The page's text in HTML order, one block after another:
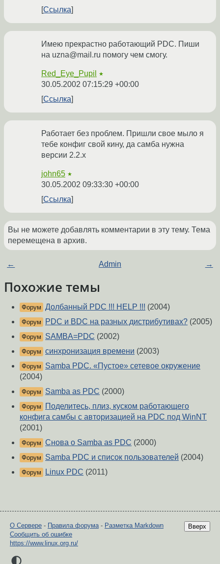
Ссылка
Имею прекрастно работающий PDC. Пиши
на uzna@mail.ru помогу чем смогу.
Red_Eye_Pupil ★
30.05.2002 07:15:29 +00:00
Ссылка
Работает без проблем. Пришли свое мыло я
тебе конфиг свой кину, да самба нужна
версии 2.2.х
john65 ★
30.05.2002 09:33:30 +00:00
Ссылка
Вы не можете добавлять комментарии в эту тему. Тема
перемещена в архив.
← Admin →
Похожие темы
Форум Долбанный PDC !!! HELP !!! (2004)
Форум PDC и BDC на разных дистрибутивах? (2005)
Форум SAMBA=PDC (2002)
Форум синхронизация времени (2003)
Форум
Samba PDC. «Пустое» сетевое окружение
(2004)
Форум Samba as PDC (2000)
Форум
Поделитесь, плиз, куском работающего
конфига самбы с авторизацией на PDC под WinNT
(2001)
Форум Снова о Samba as PDC (2000)
Форум Samba PDC и список пользователей (2004)
Форум Linux PDC (2011)
Вверх
О Сервере - Правила форума- Разметка Markdown
Сообщить об ошибке
https://www.linux.org.ru/